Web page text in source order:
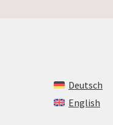
Deutsch
English